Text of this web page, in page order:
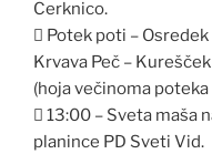
Cerknico.
 Potek poti –
Krvava Peč – Kurešček
(hoja večinoma poteka
 13:00 – Sveta maša
planince PD Sveti Vid.